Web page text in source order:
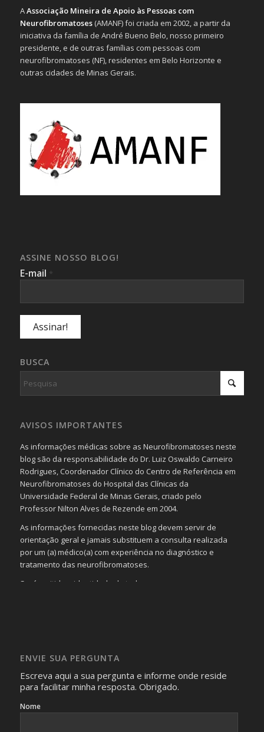
AAssociação Mineira de Apoio às Pessoas com
Neurofibromatoses(AMANF) foi criada em 2002, a partir da
iniciativa da família de André Bueno Belo, nosso primeiro
presidente, e de outras famílias com pessoas com
neurofibromatoses (NF), residentes em Belo Horizonte e
outras cidades de Minas Gerais.
ASSINE NOSSO BLOG!
E-mail *
BUSCA
AVISOS IMPORTANTES
As informações médicas sobre as Neurofibromatoses neste
blog são da responsabilidade do Dr. Luiz Oswaldo Carneiro
Rodrigues, Coordenador Clínico do Centro de Referência em
Neurofibromatoses do Hospital das Clínicas da
Universidade Federal de Minas Gerais, criado pelo
Professor Nilton Alves de Rezende em 2004.
As informações fornecidas neste blog devem servir de
orientação geral e jamais substituem a consulta realizada
por um (a) médico(a) com experiência no diagnóstico e
tratamento das neurofibromatoses.
Será omitida a identidade de todas as pessoas que
identificação da pessoa fotografada.
ENVIE SUA PERGUNTA
Escreva aqui a sua pergunta e informe onde reside
para facilitar minha resposta. Obrigado.
Nome